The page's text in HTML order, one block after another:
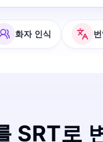
화자 인식
SRT로